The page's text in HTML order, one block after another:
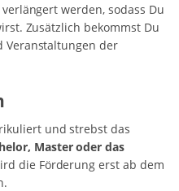
werden, sodass Du
Zusätzlich bekommst Du
Veranstaltungen der
und strebst das
Master oder das
die Förderung erst ab dem